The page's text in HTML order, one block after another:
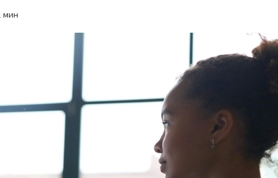
мин